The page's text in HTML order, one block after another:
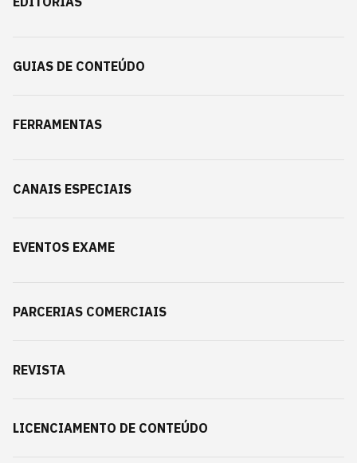
GUIAS DE CONTEÚDO
FERRAMENTAS
CANAIS ESPECIAIS
EVENTOS EXAME
PARCERIAS COMERCIAIS
REVISTA
LICENCIAMENTO DE CONTEÚDO